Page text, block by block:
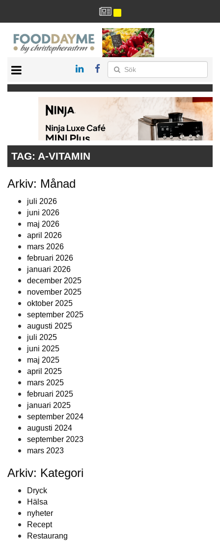
RESTAURANG
TAG: A-VITAMIN
Arkiv: Månad
juli 2026
juni 2026
maj 2026
april 2026
mars 2026
februari 2026
januari 2026
december 2025
november 2025
oktober 2025
september 2025
augusti 2025
juli 2025
juni 2025
maj 2025
april 2025
mars 2025
februari 2025
januari 2025
september 2024
augusti 2024
september 2023
mars 2023
Arkiv: Kategori
Dryck
Hälsa
nyheter
Recept
Restaurang